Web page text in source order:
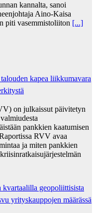
kannalta, sanoi
Aino-Kaisa
piti vasemmistoliiton [...]
kapea liikkumavara
on julkaissut päivitetyn
pankkien kaatumisen
RVV avaa
ja miten pankkien
geopoliittisista
yrityskauppojen määrässä